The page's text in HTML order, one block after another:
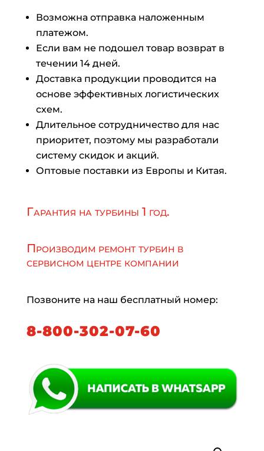
Возможна отправка наложенным
платежом.
Если вам не подошел товар возврат в
течении 14 дней.
Доставка продукции проводится на
основе эффективных логистических
схем.
Длительное сотрудничество для нас
приоритет, поэтому мы разработали
систему скидок и акций.
Оптовые поставки из Европы и Китая.
Гарантия на турбины 1 год.
Производим ремонт турбин в
сервисном центре компании
Позвоните на наш бесплатный номер:
8-800-302-07-60